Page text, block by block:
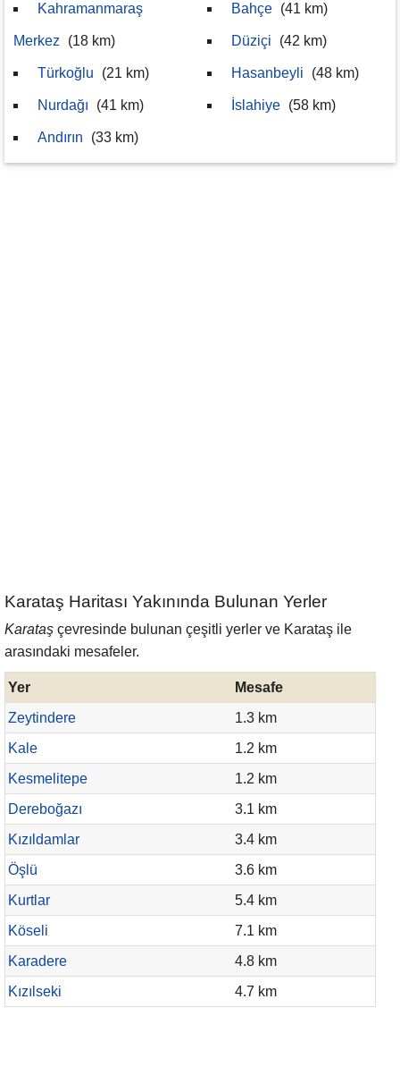
Kahramanmaraş
Merkez (18 km)
Türkoğlu (21 km)
Nurdağı (41 km)
Andırın (33 km)
Bahçe (41 km)
Düziçi (42 km)
Hasanbeyli (48 km)
İslahiye (58 km)
Karataş Haritası Yakınında Bulunan Yerler
Karataş çevresinde bulunan çeşitli yerler ve Karataş ile
arasındaki mesafeler.
Yer
Mesafe
Zeytindere
1.3 km
Kale
1.2 km
Kesmelitepe
1.2 km
Dereboğazı
3.1 km
Kızıldamlar
3.4 km
Öşlü
3.6 km
Kurtlar
5.4 km
Köseli
7.1 km
Karadere
4.8 km
Kızılseki
4.7 km